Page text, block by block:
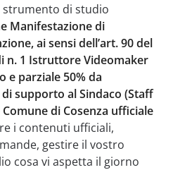
strumento di studio
Manifestazione di
ai sensi dell’art. 90 del
n. 1 Istruttore Videomaker
e parziale 50% da
supporto al Sindaco (Staff
Comune di Cosenza ufficiale
i contenuti ufficiali,
gestire il vostro
cosa vi aspetta il giorno